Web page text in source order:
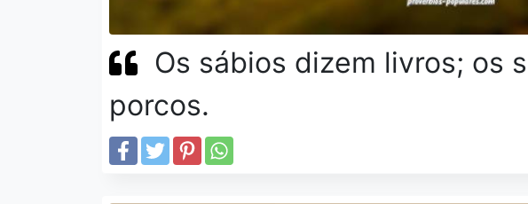
Os sábios dizem livros; os
porcos.